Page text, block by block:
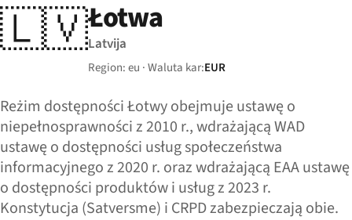
🇱🇻Łotwa
Latvija
Region: eu · Waluta kar:EUR
Reżim dostępności Łotwy obejmuje ustawę o
niepełnosprawności z 2010 r., wdrażającą WAD
ustawę o dostępności usług społeczeństwa
informacyjnego z 2020 r. oraz wdrażającą EAA ustawę
o dostępności produktów i usług z 2023 r.
Konstytucja (Satversme) i CRPD zabezpieczają obie.